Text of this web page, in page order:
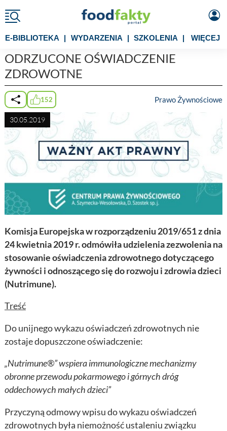
E-BIBLIOTEKA | WYDARZENIA | SZKOLENIA | WIĘCEJ
ODRZUCONE OŚWIADCZENIE
ZDROWOTNE
152 Prawo Żywnościowe
30.05.2019
Komisja Europejska w rozporządzeniu 2019/651 z dnia
24 kwietnia 2019 r. odmówiła udzielenia zezwolenia na
stosowanie oświadczenia zdrowotnego dotyczącego
żywności i odnoszącego się do rozwoju i zdrowia dzieci
(Nutrimune).
Treść
Do unijnego wykazu oświadczeń zdrowotnych nie
zostaje dopuszczone oświadczenie:
„Nutrimune®” wspiera immunologiczne mechanizmy
obronne przewodu pokarmowego i górnych dróg
oddechowych małych dzieci”
Przyczyną odmowy wpisu do wykazu oświadczeń
zdrowotnych była niemożność ustaleniu związku